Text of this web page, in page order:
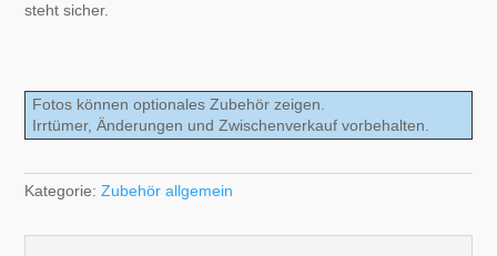
steht sicher.
Fotos können optionales Zubehör zeigen.
Irrtümer, Änderungen und Zwischenverkauf vorbehalten.
Kategorie:Zubehör allgemein